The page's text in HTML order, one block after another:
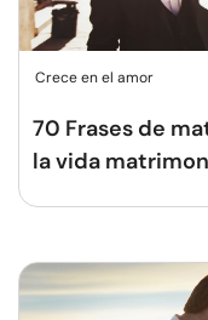
Crece en el amor
70 Frases de
la vida